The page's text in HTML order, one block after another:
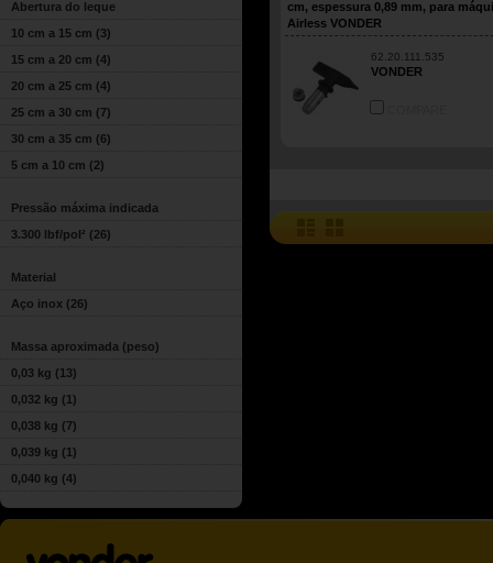
Abertura do leque
10 cm a 15 cm (3)
15 cm a 20 cm (4)
20 cm a 25 cm (4)
25 cm a 30 cm (7)
30 cm a 35 cm (6)
5 cm a 10 cm (2)
Pressão máxima indicada
3.300 lbf/pol² (26)
Material
Aço inox (26)
Massa aproximada (peso)
0,03 kg (13)
0,032 kg (1)
0,038 kg (7)
0,039 kg (1)
0,040 kg (4)
cm, espessura 0,89 mm, para
Airless VONDER
62.20.111.535
VONDER